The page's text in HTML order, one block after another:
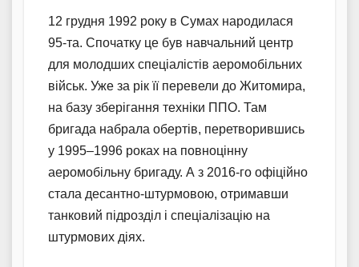
12 грудня 1992 року в Сумах народилася
95-та. Спочатку це був навчальний центр
для молодших спеціалістів аеромобільних
військ. Уже за рік її перевели до Житомира,
на базу зберігання техніки ППО. Там
бригада набрала обертів, перетворившись
у 1995–1996 роках на повноцінну
аеромобільну бригаду. А з 2016-го офіційно
стала десантно-штурмовою, отримавши
танковий підрозділ і спеціалізацію на
штурмових діях.